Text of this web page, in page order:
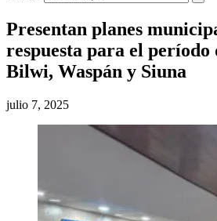
Presentan planes
respuesta para el período
Bilwi, Waspán y Siuna
julio 7, 2025